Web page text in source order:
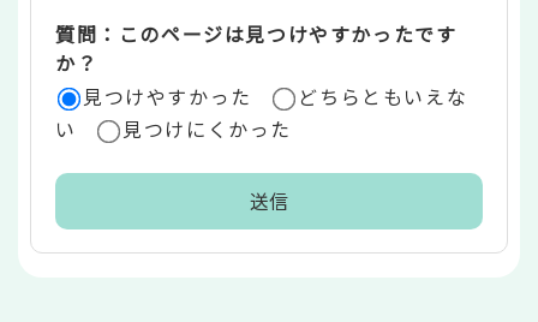
質問：このページは見つけやすかったです
か？
見つけやすかった
どちらともいえな
い
見つけにくかった